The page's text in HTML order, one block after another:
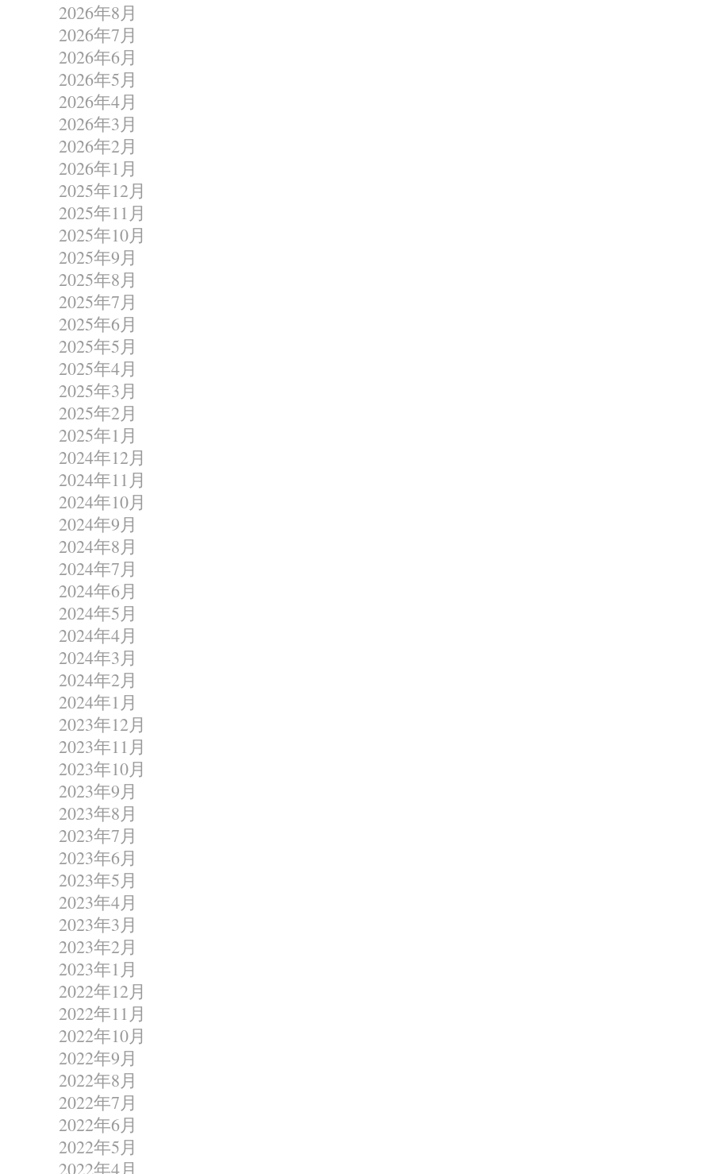
2026年8月
2026年7月
2026年6月
2026年5月
2026年4月
2026年3月
2026年2月
2026年1月
2025年12月
2025年11月
2025年10月
2025年9月
2025年8月
2025年7月
2025年6月
2025年5月
2025年4月
2025年3月
2025年2月
2025年1月
2024年12月
2024年11月
2024年10月
2024年9月
2024年8月
2024年7月
2024年6月
2024年5月
2024年4月
2024年3月
2024年2月
2024年1月
2023年12月
2023年11月
2023年10月
2023年9月
2023年8月
2023年7月
2023年6月
2023年5月
2023年4月
2023年3月
2023年2月
2023年1月
2022年12月
2022年11月
2022年10月
2022年9月
2022年8月
2022年7月
2022年6月
2022年5月
2022年4月